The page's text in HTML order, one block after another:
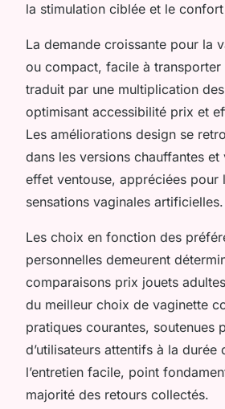
la stimulation ciblée et le confort
La demande croissante pour la
ou compact, facile à transporter
traduit par une multiplication
optimisant accessibilité prix et
Les améliorations design se
dans les versions chauffantes et
effet ventouse, appréciées pour
sensations vaginales artificielles.
Les choix en fonction des
personnelles demeurent
comparaisons prix jouets
du meilleur choix de vaginette
pratiques courantes, soutenues
d’utilisateurs attentifs à la
l’entretien facile, point
majorité des retours collectés.